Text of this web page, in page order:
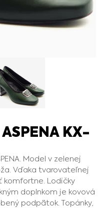
KX-
Model v zelenej
Vďaka tvarovateľnej
komfortne. Lodičky
doplnkom je kovová
podpätok. Topánky,